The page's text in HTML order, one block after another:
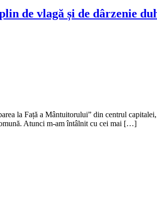
de vlagă și de dârzenie
la Față a Mântuitorului” din centrul
Atunci m-am întâlnit cu cei mai […]